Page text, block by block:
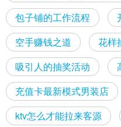
包子铺的工作流程
空手赚钱之道
花样
吸引人的抽奖活动
充值卡最新模式男装店
ktv怎么才能拉来客源